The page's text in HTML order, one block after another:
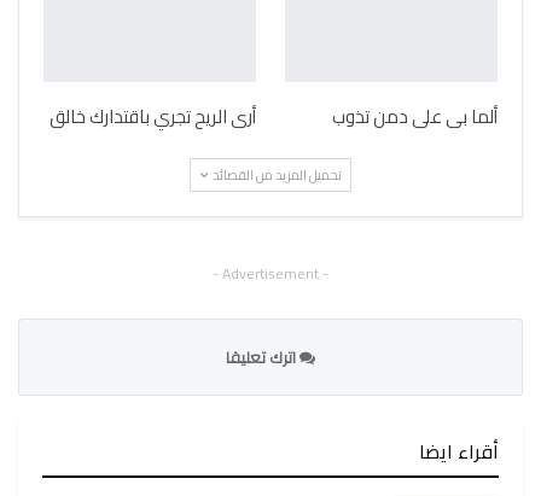
ألما بى على دمن تذوب أرى الريح تجري باقتدارك خالق
تحميل المزيد من القصائد
- Advertisement -
اترك تعليقا
أقراء ايضا